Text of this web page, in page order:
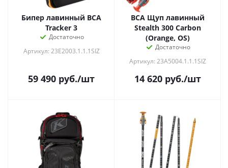
Бипер лавинный BCA
Tracker 3
Достаточно
Артикул: 23E2003.1.1.1SIZ
59 490 руб./шт
BCA Щуп лавинный
Stealth 300 Carbon
(Orange, OS)
Достаточно
Артикул: 23A5004.1.1.1SIZ
14 620 руб./шт